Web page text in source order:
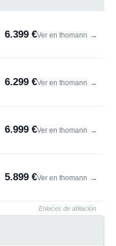
6.399 €Ver en thomann →
6.299 €Ver en thomann →
6.999 €Ver en thomann →
5.899 €Ver en thomann →
Enlaces de afiliación